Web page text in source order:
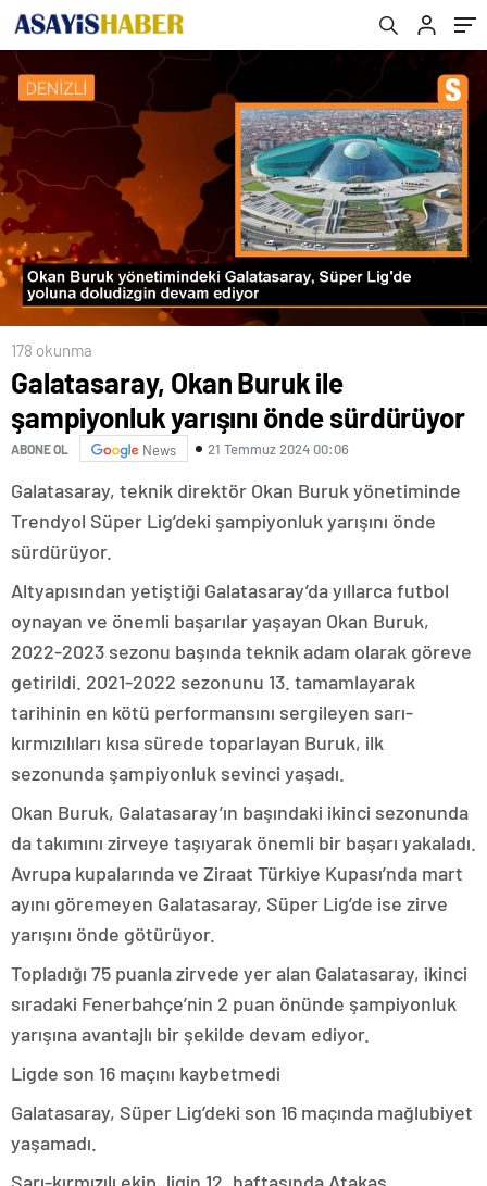
178 okunma
Galatasaray, Okan Buruk ile
şampiyonluk yarışını önde sürdürüyor
ABONE OL News 21 Temmuz 2024 00:06
Galatasaray, teknik direktör Okan Buruk yönetiminde
Trendyol Süper Lig’deki şampiyonluk yarışını önde
sürdürüyor.
Altyapısından yetiştiği Galatasaray’da yıllarca futbol
oynayan ve önemli başarılar yaşayan Okan Buruk,
2022-2023 sezonu başında teknik adam olarak göreve
getirildi. 2021-2022 sezonunu 13. tamamlayarak
tarihinin en kötü performansını sergileyen sarı-
kırmızılıları kısa sürede toparlayan Buruk, ilk
sezonunda şampiyonluk sevinci yaşadı.
Okan Buruk, Galatasaray’ın başındaki ikinci sezonunda
da takımını zirveye taşıyarak önemli bir başarı yakaladı.
Avrupa kupalarında ve Ziraat Türkiye Kupası’nda mart
ayını göremeyen Galatasaray, Süper Lig’de ise zirve
yarışını önde götürüyor.
Topladığı 75 puanla zirvede yer alan Galatasaray, ikinci
sıradaki Fenerbahçe’nin 2 puan önünde şampiyonluk
yarışına avantajlı bir şekilde devam ediyor.
Ligde son 16 maçını kaybetmedi
Galatasaray, Süper Lig’deki son 16 maçında mağlubiyet
yaşamadı.